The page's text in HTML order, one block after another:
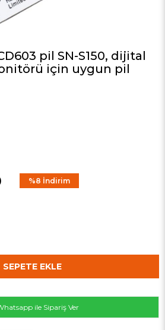
pil SN-S150, dijital
için uygun pil
%8 İndirim
ile Sipariş Ver